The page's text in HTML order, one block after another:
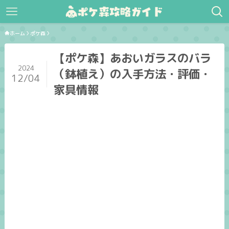
ホーム ポケ森
【ポケ森】あおいガラスのバラ
（鉢植え）の入手方法・評価・
家具情報
2024
12/04